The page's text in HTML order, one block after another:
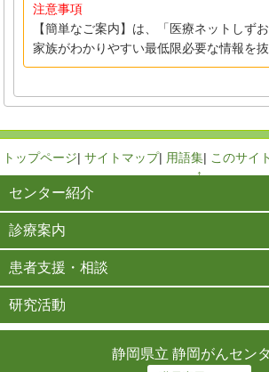
注意事項
【簡単なご案内】は、「医療ネットしず
家族がわかりやすい最低限必要な情報を
トップページ| サイトマップ| 用語集| このサイ
↑
センター紹介
診療案内
患者支援・相談
研究活動
静岡県立 静岡がんセン